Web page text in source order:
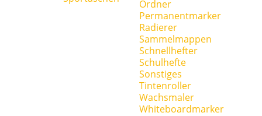
Ordner
Permanentmarker
Radierer
Sammelmappen
Schnellhefter
Schulhefte
Sonstiges
Tintenroller
Wachsmaler
Whiteboardmarker